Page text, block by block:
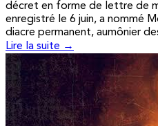
décret en forme de lettre de
enregistré le 6 juin, a nommé
diacre permanent, aumônier
Lire la suite →